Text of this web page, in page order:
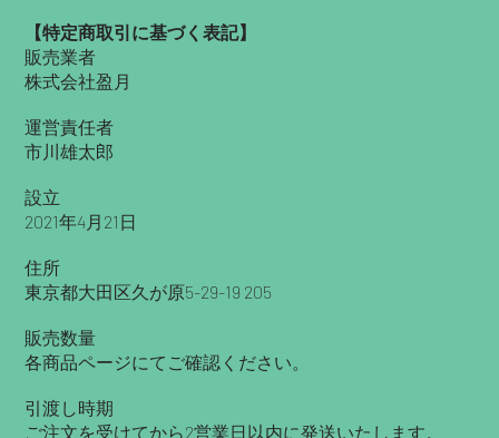
【​特定商取引に基づく表記】
​販売業者
株式会社盈月
運営責任者
市川雄太郎
​設立
2021年4月21日
住所
東京都大田区久が原5-29-19 205
販売数量
​各商品ページにてご確認ください。
引渡し時期
ご注文を受けてから2営業日以内に発送いたします。